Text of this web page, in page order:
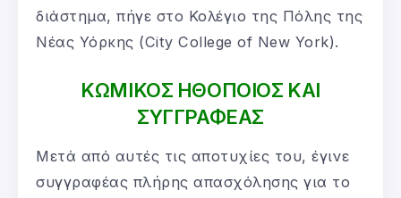
διάστημα, πήγε στο Κολέγιο της Πόλης της
Νέας Υόρκης (City College of New York).
ΚΩΜΙΚΟΣ ΗΘΟΠΟΙΟΣ ΚΑΙ
ΣΥΓΓΡΑΦΕΑΣ
Μετά από αυτές τις αποτυχίες του, έγινε
συγγραφέας πλήρης απασχόλησης για το